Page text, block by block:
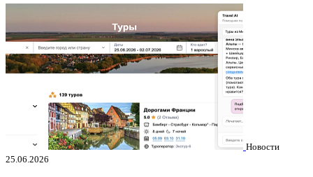
Новости
25.06.2026